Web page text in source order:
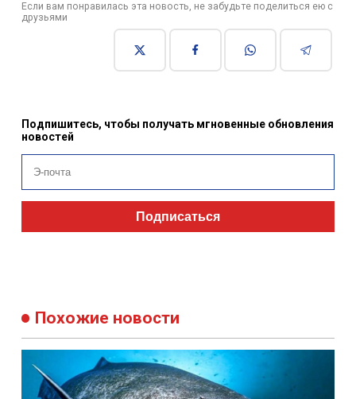
Если вам понравилась эта новость, не забудьте поделиться ею с
друзьями
Подпишитесь, чтобы получать мгновенные обновления
новостей
Подписаться
Похожие новости